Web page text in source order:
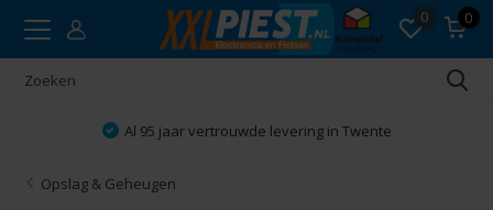
0 0
Al 95 jaar vertrouwde levering in Twente
Opslag & Geheugen